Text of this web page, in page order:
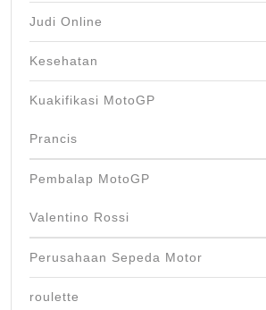
Judi Online
Kesehatan
Kuakifikasi MotoGP
Prancis
Pembalap MotoGP
Valentino Rossi
Perusahaan Sepeda Motor
roulette